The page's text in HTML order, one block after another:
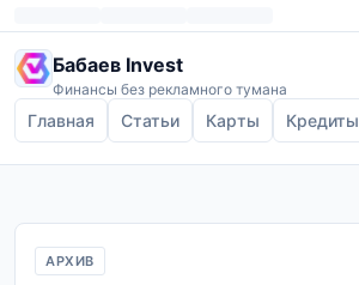
Бабаев Invest
Финансы без рекламного тумана
Главная Статьи Карты Кредиты
АРХИВ